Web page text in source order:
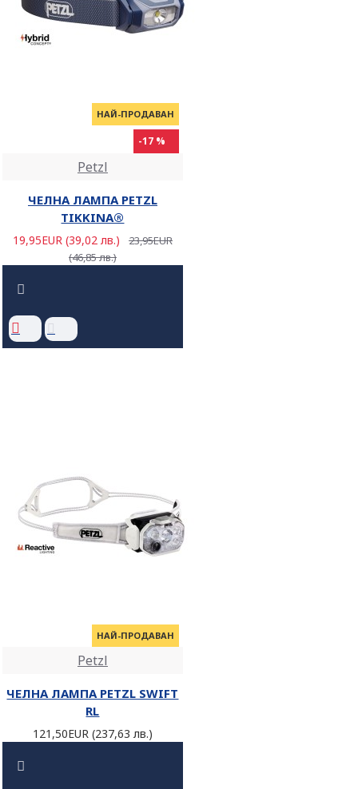
НАЙ-ПРОДАВАН
-17 %
Petzl
ЧЕЛНА ЛАМПА PETZL
TIKKINA®
19,95EUR (39,02 лв.)
23,95EUR
(46,85 лв.)
НАЙ-ПРОДАВАН
Petzl
ЧЕЛНА ЛАМПА PETZL SWIFT
RL
121,50EUR (237,63 лв.)